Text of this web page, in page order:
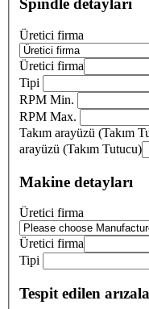
Spindle detayları
Üretici firma
Üretici firma
Tipi
RPM Min.
RPM Max.
Takım arayüzü (Takım
arayüzü (Takım Tutucu)
Makine detayları
Üretici firma
Üretici firma
Tipi
Tespit edilen